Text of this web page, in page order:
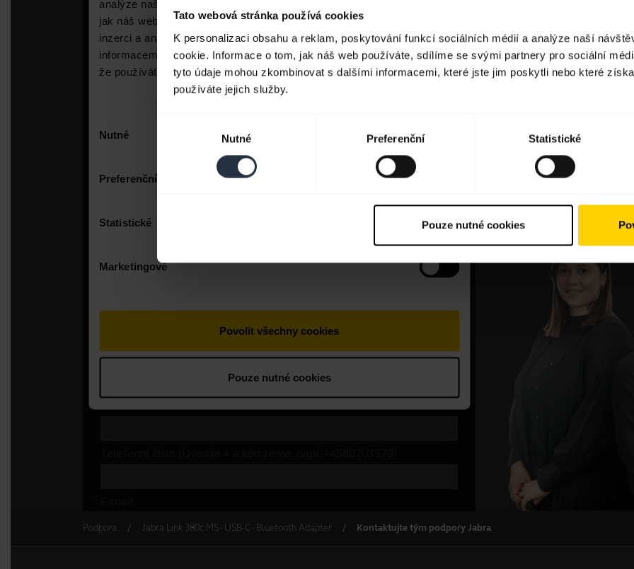
Tato webová stránka používá cookies
K personalizaci obsahu a reklam, poskytování funkcí sociálních médií a analýze naší
cookie. Informace o tom, jak náš web používáte, sdílíme se svými partnery pro sociální
tyto údaje mohou zkombinovat s dalšími informacemi, které jste jim poskytli nebo které
používáte jejich služby.
Nutné Preferenční Statistické
Pouze nutné cookies
Podpora Jabra Link 380c MS - USB-C - Bluetooth Adapter Kontaktujte tým podpory Jabra